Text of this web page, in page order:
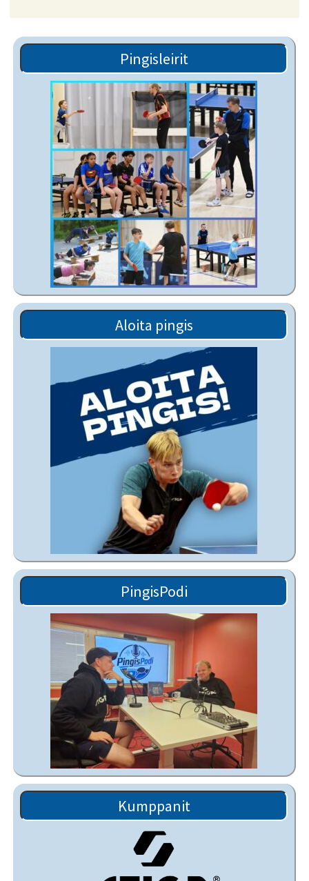
Pingisleirit
Aloita pingis
PingisPodi
Kumppanit